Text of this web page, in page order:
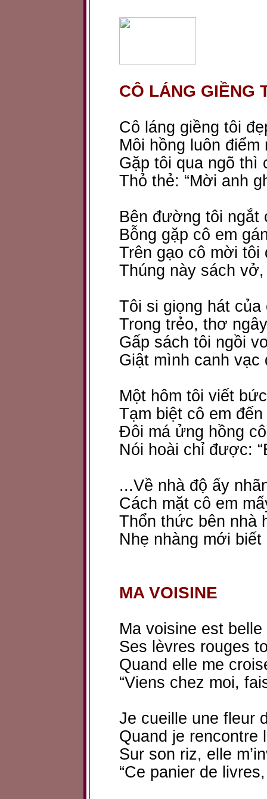
CÔ LÁNG GIỀNG
Cô láng giềng tôi
Môi hồng luôn
Gặp tôi qua ngõ thì
Thỏ thẻ: “Mời anh
Bên đường tôi ngắt
Bỗng gặp cô em
Trên gạo cô mời tôi
Thúng này sách
Tôi si giọng hát của
Trong trẻo, thơ
Gấp sách tôi ngồi
Giật mình canh vạc
Một hôm tôi viết
Tạm biệt cô em
Đôi má ửng hồng
Nói hoài chỉ được:
...Về nhà độ ấy
Cách mặt cô em
Thổn thức bên nhà
Nhẹ nhàng mới
MA VOISINE
Ma voisine est
Ses lèvres rouges
Quand elle me
“Viens chez moi,
Je cueille une fleur
Quand je rencontre
Sur son riz, elle
“Ce panier de